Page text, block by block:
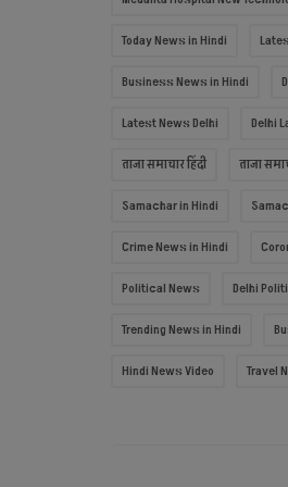
Today News in Hindi
Business News in Hindi
Latest News Delhi Delhi
ताजा समाचार हिंदी ताजा
Samachar in Hindi
Crime News in Hindi
Political News Delhi
Trending News in Hindi
Hindi News Video Travel